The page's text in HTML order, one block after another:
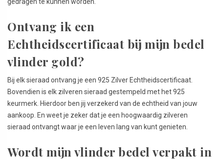
Ontvang ik een
Echtheidscertificaat bij mijn bedel
vlinder gold?
Bij elk sieraad ontvang je een 925 Zilver Echtheidscertificaat.
Bovendien is elk zilveren sieraad gestempeld met het 925
keurmerk. Hierdoor ben jij verzekerd van de echtheid van jouw
aankoop. En weet je zeker dat je een hoogwaardig zilveren
sieraad ontvangt waar je een leven lang van kunt genieten.
Wordt mijn vlinder bedel verpakt in